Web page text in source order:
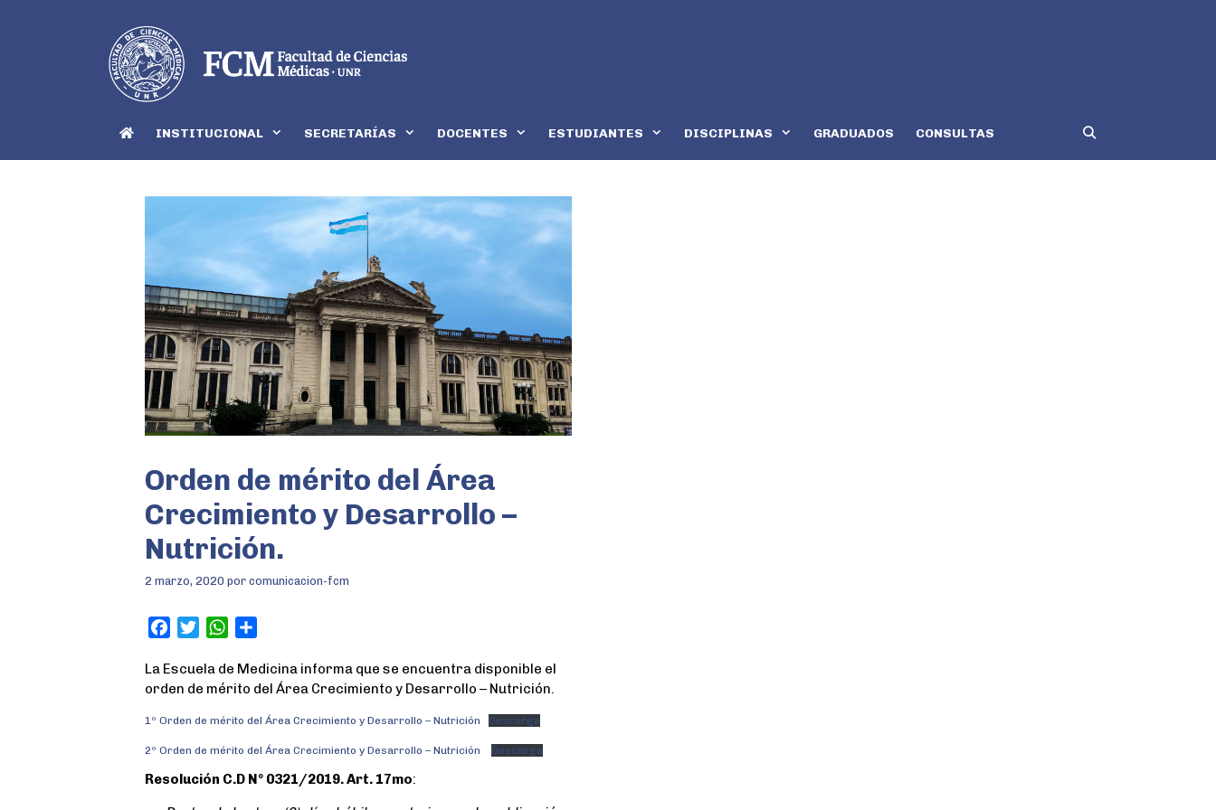
INSTITUCIONAL SECRETARÍAS DOCENTES ESTUDIANTES DISCIPLINAS GRADUADOS CONSULTAS
Orden de mérito del Área
Crecimiento y Desarrollo –
Nutrición.
2 marzo, 2020 por comunicacion-fcm
c
e
b
o
k
i
t
t
r
W
a
t
s
p
p
a
r
e
La Escuela de Medicina informa que se encuentra disponible el
orden de mérito del Área Crecimiento y Desarrollo – Nutrición.
1º Orden de mérito del Área Crecimiento y Desarrollo – Nutrición Descarga
2º Orden de mérito del Área Crecimiento y Desarrollo – Nutrición Descarga
Resolución C.D Nº 0321/2019. Art. 17mo: